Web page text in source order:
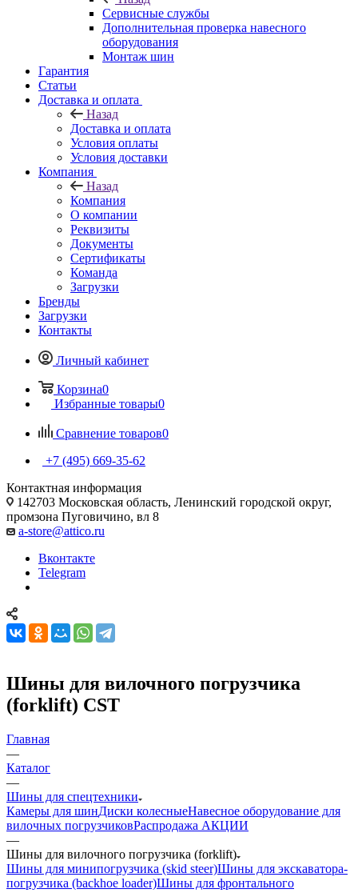
Сервисные службы
Дополнительная проверка навесного
оборудования
Монтаж шин
Гарантия
Статьи
Доставка и оплата
Назад
Доставка и оплата
Условия оплаты
Условия доставки
Компания
Назад
Компания
О компании
Реквизиты
Документы
Сертификаты
Команда
Загрузки
Бренды
Загрузки
Контакты
Личный кабинет
Корзина0
Избранные товары0
Сравнение товаров0
+7 (495) 669-35-62
Контактная информация
142703 Московская область, Ленинский городской округ,
промзона Пуговичино, вл 8
a-store@attico.ru
Вконтакте
Telegram
Шины для вилочного погрузчика
(forklift) CST
Главная
—
Каталог
—
Шины для спецтехники
Камеры для шинДиски колесныеНавесное оборудование для
вилочных погрузчиковРаспродажа АКЦИИ
—
Шины для вилочного погрузчика (forklift)
Шины для минипогрузчика (skid steer)Шины для экскаватора-
погрузчика (backhoe loader)Шины для фронтального